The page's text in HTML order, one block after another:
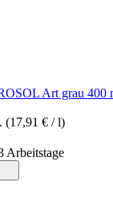
Art grau 400
(17,91 € / l)
Arbeitstage